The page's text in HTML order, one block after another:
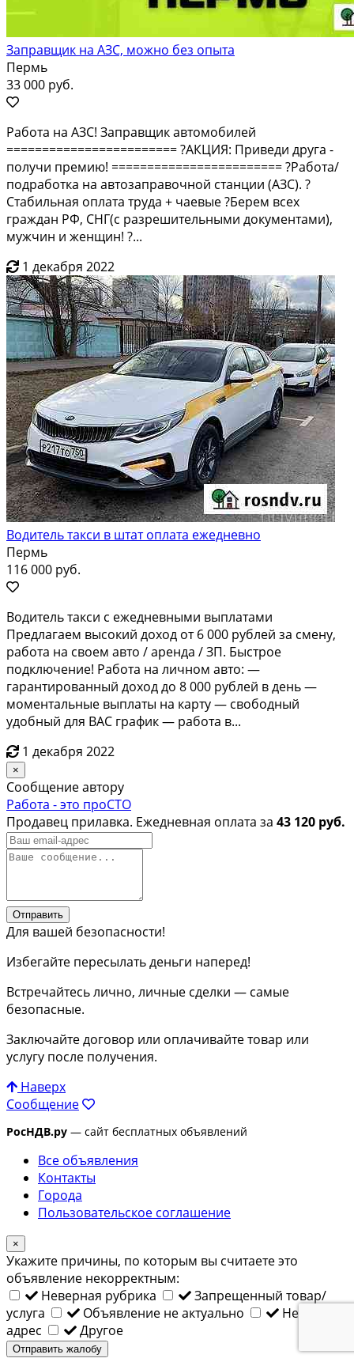
Заправщик на АЗС, можно без опыта
Пермь
33 000 руб.
Работа на АЗС! Заправщик автомобилей
======================== ?АКЦИЯ: Приведи друга -
получи премию! ======================== ?Работа/
подработка на автозаправочной станции (АЗС). ?
Стабильная оплата труда + чаевые ?Берем всех
граждан РФ, СНГ(с разрешительными документами),
мужчин и женщин! ?...
1 декабря 2022
Водитель такси в штат оплата ежедневно
Пермь
116 000 руб.
Водитель такси с ежедневными выплатами
Предлагаем высокий доход от 6 000 рублей за смену,
работа на своем авто / аренда / ЗП. Быстрое
подключение! Работа на личном авто: —
гарантированный доход до 8 000 рублей в день —
моментальные выплаты на карту — свободный
удобный для ВАС график — работа в...
1 декабря 2022
×
Сообщение автору
Работа - это проСТО
Продавец прилавка. Ежедневная оплата за 43 120 руб.
Отправить
Для вашей безопасности!
Избегайте пересылать деньги наперед!
Встречайтесь лично, личные сделки — самые
безопасные.
Заключайте договор или оплачивайте товар или
услугу после получения.
Наверх
Сообщение
РосНДВ.ру — сайт бесплатных объявлений
Все объявления
Контакты
Города
Пользовательское соглашение
×
Укажите причины, по которым вы считаете это
объявление некорректным:
Неверная рубрика
Запрещенный товар/
услуга
Объявление не актуально
Неверный
адрес
Другое
Отправить жалобу